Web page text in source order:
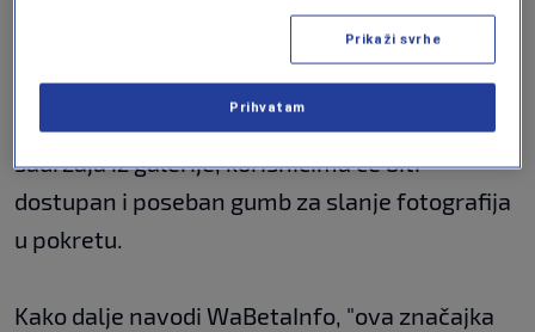
"S novom podrškom WhatsAppa, korisnici će ih
moći dijeliti izravno putem aplikacije za
razmjenu poruka", dodaju. Prilikom slanja
sadržaja iz galerije, korisnicima će biti
dostupan i poseban gumb za slanje fotografija
u pokretu.
Kako dalje navodi WaBetaInfo, "ova značajka
Prikaži svrhe
Prihvatam